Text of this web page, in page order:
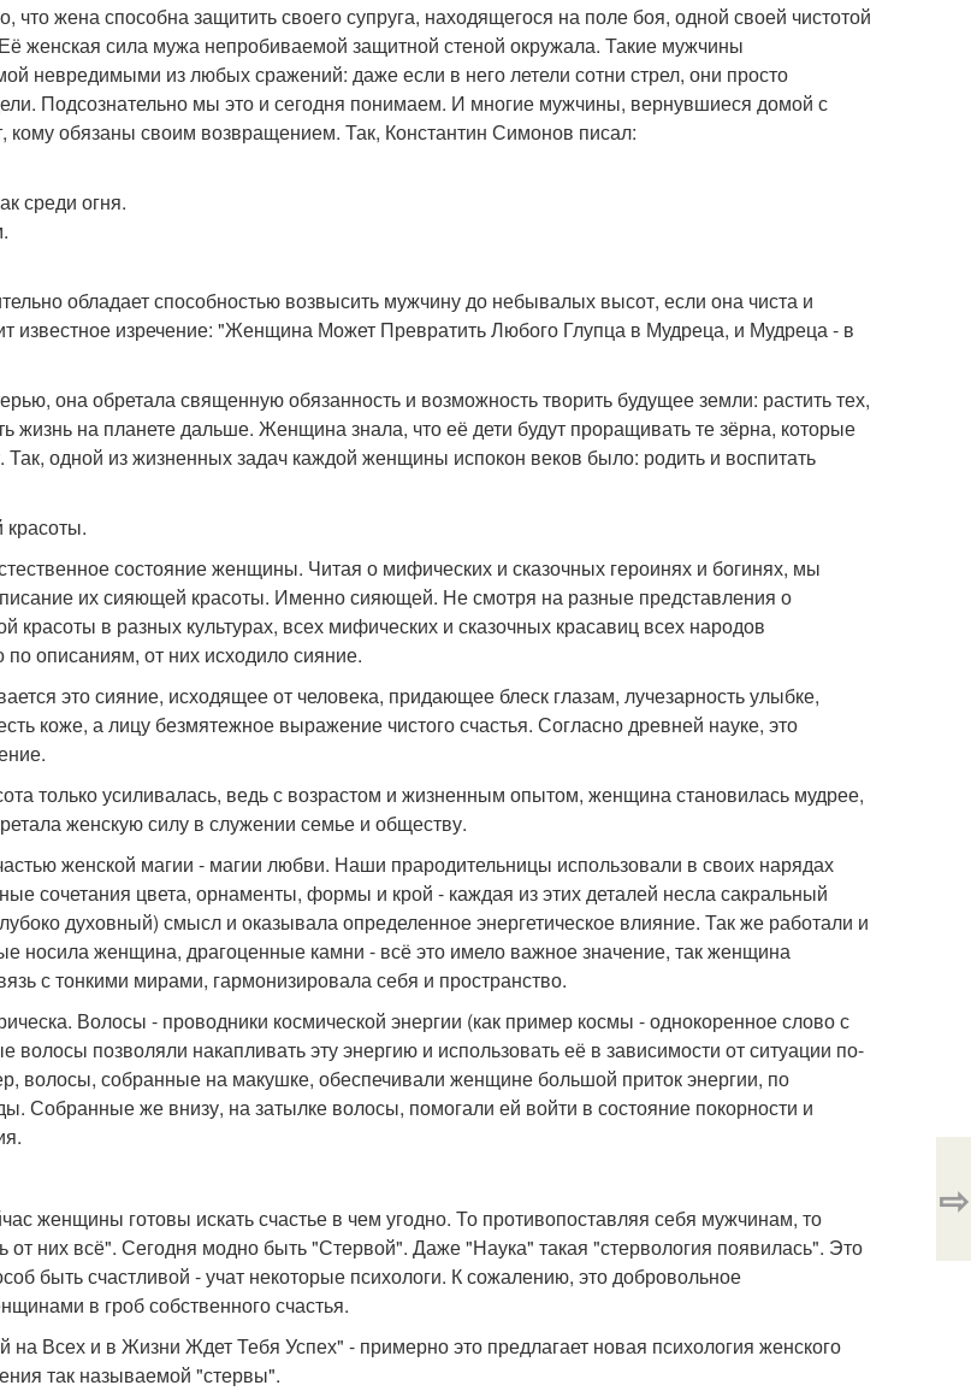
что жена способна защитить своего супруга, находящегося на поле боя, одной своей чистотой
женская сила мужа непробиваемой защитной стеной окружала. Такие мужчины
невредимыми из любых сражений: даже если в него летели сотни стрел, они просто
Подсознательно мы это и сегодня понимаем. И многие мужчины, вернувшиеся домой с
кому обязаны своим возвращением. Так, Константин Симонов писал:
среди огня.
обладает способностью возвысить мужчину до небывалых высот, если она чиста и
известное изречение: "Женщина Может Превратить Любого Глупца в Мудреца, и Мудреца - в
она обретала священную обязанность и возможность творить будущее земли: растить тех,
жизнь на планете дальше. Женщина знала, что её дети будут проращивать те зёрна, которые
Так, одной из жизненных задач каждой женщины испокон веков было: родить и воспитать
красоты.
состояние женщины. Читая о мифических и сказочных героинях и богинях, мы
их сияющей красоты. Именно сияющей. Не смотря на разные представления о
красоты в разных культурах, всех мифических и сказочных красавиц всех народов
по описаниям, от них исходило сияние.
это сияние, исходящее от человека, придающее блеск глазам, лучезарность улыбке,
коже, а лицу безмятежное выражение чистого счастья. Согласно древней науке, это
только усиливалась, ведь с возрастом и жизненным опытом, женщина становилась мудрее,
женскую силу в служении семье и обществу.
женской магии - магии любви. Наши прародительницы использовали в своих нарядах
сочетания цвета, орнаменты, формы и крой - каждая из этих деталей несла сакральный
духовный) смысл и оказывала определенное энергетическое влияние. Так же работали и
носила женщина, драгоценные камни - всё это имело важное значение, так женщина
с тонкими мирами, гармонизировала себя и пространство.
Волосы - проводники космической энергии (как пример космы - однокоренное слово с
волосы позволяли накапливать эту энергию и использовать её в зависимости от ситуации по-
волосы, собранные на макушке, обеспечивали женщине большой приток энергии, по
Собранные же внизу, на затылке волосы, помогали ей войти в состояние покорности и
женщины готовы искать счастье в чем угодно. То противопоставляя себя мужчинам, то
от них всё". Сегодня модно быть "Стервой". Даже "Наука" такая "стервология появилась". Это
быть счастливой - учат некоторые психологи. К сожалению, это добровольное
в гроб собственного счастья.
Всех и в Жизни Ждет Тебя Успех" - примерно это предлагает новая психология женского
так называемой "стервы".
⇨